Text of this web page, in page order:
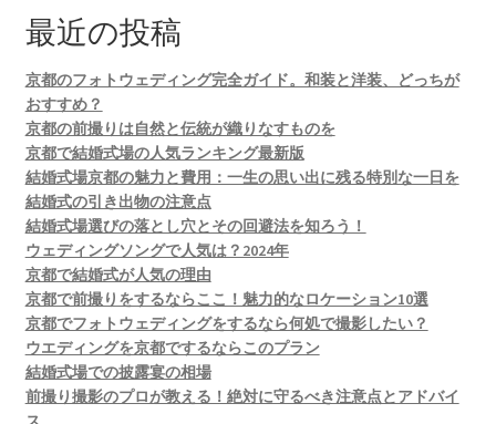
ョ
ン
最近の投稿
京都のフォトウェディング完全ガイド。和装と洋装、どっちが
おすすめ？
京都の前撮りは自然と伝統が織りなすものを
京都で結婚式場の人気ランキング最新版
結婚式場京都の魅力と費用：一生の思い出に残る特別な一日を
結婚式の引き出物の注意点
結婚式場選びの落とし穴とその回避法を知ろう！
ウェディングソングで人気は？2024年
京都で結婚式が人気の理由
京都で前撮りをするならここ！魅力的なロケーション10選
京都でフォトウェディングをするなら何処で撮影したい？
ウエディングを京都でするならこのプラン
結婚式場での披露宴の相場
前撮り撮影のプロが教える！絶対に守るべき注意点とアドバイ